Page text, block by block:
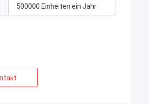
500000 Einheiten ein Jahr